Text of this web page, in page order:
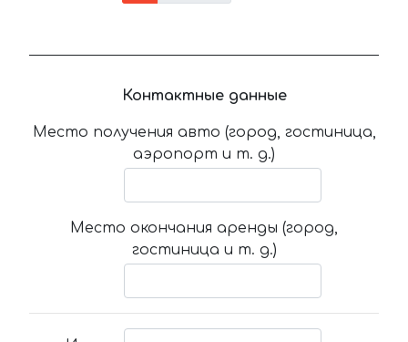
Контактные данные
Место получения авто (город, гостиница,
аэропорт и т. д.)
Место окончания аренды (город,
гостиница и т. д.)